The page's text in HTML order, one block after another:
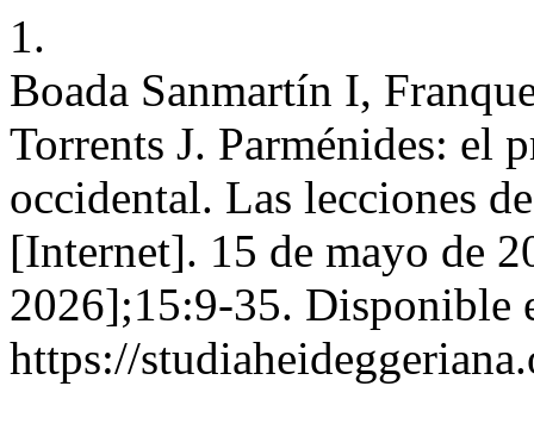
1.
Boada Sanmartín I,
Torrents J. Parménides: el
occidental. Las lecciones
[Internet]. 15 de mayo de
2026];15:9-35. Disponible
https://